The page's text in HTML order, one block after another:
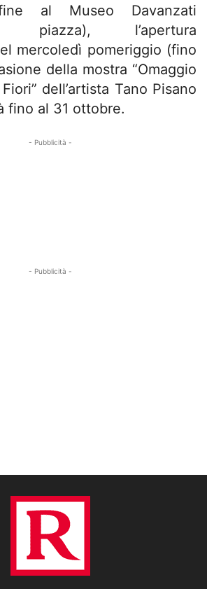
al Museo Davanzati
piazza), l’apertura
mercoledì pomeriggio (fino
della mostra “Omaggio
dell’artista Tano Pisano
fino al 31 ottobre.
- Pubblicità -
- Pubblicità -